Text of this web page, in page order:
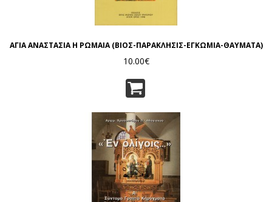
ΑΓΙΑ ΑΝΑΣΤΑΣΙΑ Η ΡΩΜΑΙΑ (ΒΙΟΣ-ΠΑΡΑΚΛΗΣΙΣ-ΕΓΚΩΜΙΑ-ΘΑΥΜΑΤΑ)
10.00€